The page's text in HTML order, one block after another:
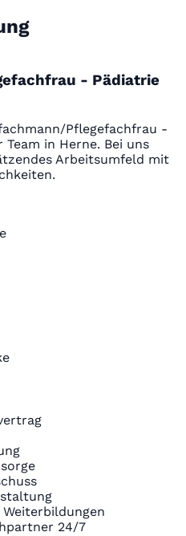
- Pädiatrie
Pflegefachfrau -
in Herne. Bei uns
Arbeitsumfeld mit
24/7